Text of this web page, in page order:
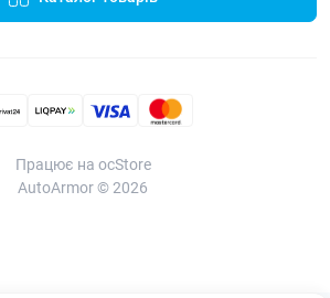
Працює на ocStore
AutoArmor © 2026